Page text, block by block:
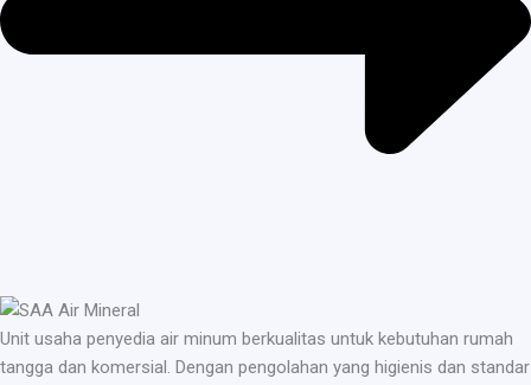
Unit usaha penyedia air minum berkualitas untuk kebutuhan rumah
tangga dan komersial. Dengan pengolahan yang higienis dan standar